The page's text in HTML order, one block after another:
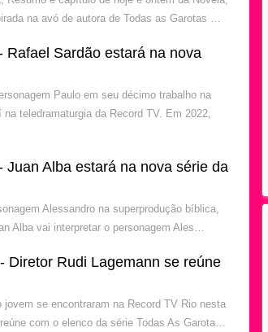
na avó de autora de Todas as Garotas …
Rafael Sardão estará na nova
Paulo em seu décimo trabalho na
teledramaturgia da Record TV. Em 2022,
Juan Alba estará na nova série da
Alessandro na superprodução bíblica,
Alba vai interpretar o personagem Ales…
Diretor Rudi Lagemann se reúne
jovem se encontraram na Record TV Rio nesta
com o elenco da série Todas As Garota…